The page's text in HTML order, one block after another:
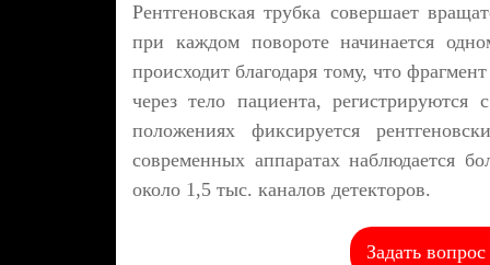
Рентгеновская трубка совершает
при каждом повороте начинается
происходит благодаря тому, что
через тело пациента,
положениях фиксируется
современных аппаратах наблюдается
около 1,5 тыс. каналов детекторов.
Задать